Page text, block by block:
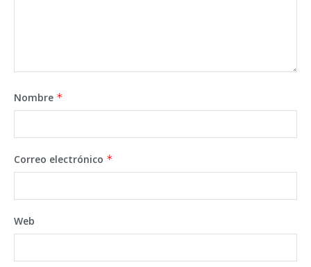
Nombre *
Correo electrónico *
Web